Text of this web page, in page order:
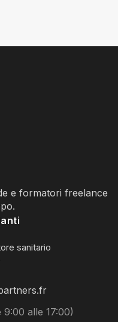
e formatori freelance
sanitario
alle 17:00)